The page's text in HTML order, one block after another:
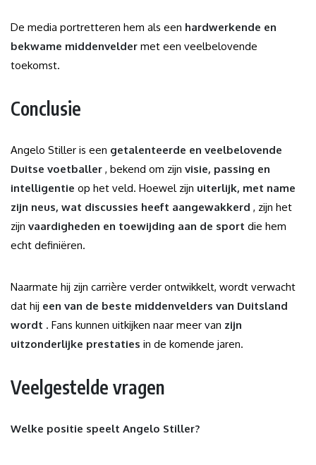
De media portretteren hem als een hardwerkende en
bekwame middenvelder met een veelbelovende
toekomst.
Conclusie
Angelo Stiller is een getalenteerde en veelbelovende
Duitse voetballer , bekend om zijn visie, passing en
intelligentie op het veld. Hoewel zijn uiterlijk, met name
zijn neus, wat discussies heeft aangewakkerd , zijn het
zijn vaardigheden en toewijding aan de sport die hem
echt definiëren.
Naarmate hij zijn carrière verder ontwikkelt, wordt verwacht
dat hij een van de beste middenvelders van Duitsland
wordt . Fans kunnen uitkijken naar meer van zijn
uitzonderlijke prestaties in de komende jaren.
Veelgestelde vragen
Welke positie speelt Angelo Stiller?